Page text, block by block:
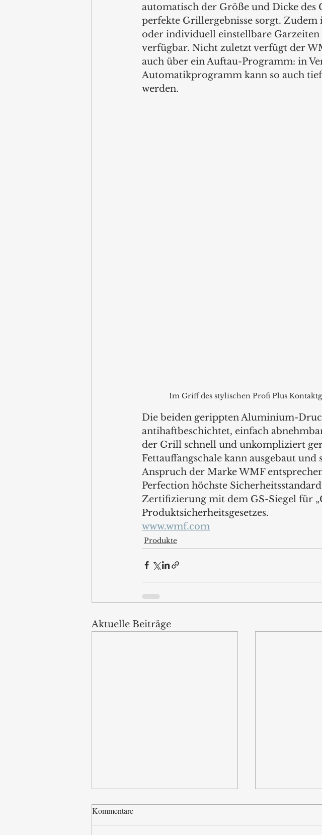
automatisch der Größe und Dicke
perfekte Grillergebnisse sorgt.
oder individuell einstellbare
verfügbar. Nicht zuletzt verfügt der
auch über ein Auftau-Programm: in
Automatikprogramm kann so auch
werden.
Im Griff des stylischen Profi Plus
Die beiden gerippten Aluminium-
antihaftbeschichtet, einfach
der Grill schnell und unkompliziert
Fettauffangschale kann ausgebaut
Anspruch der Marke WMF
Perfection höchste
Zertifizierung mit dem GS-Siegel für
Produktsicherheitsgesetzes.
www.wmf.com
Produkte
Aktuelle Beiträge
Kommentare